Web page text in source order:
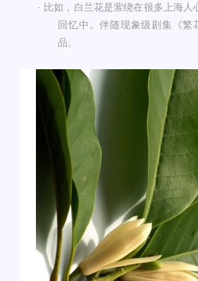
· 比如，白兰花是萦绕在很多上海
回忆中。伴随现象级剧集《
品。